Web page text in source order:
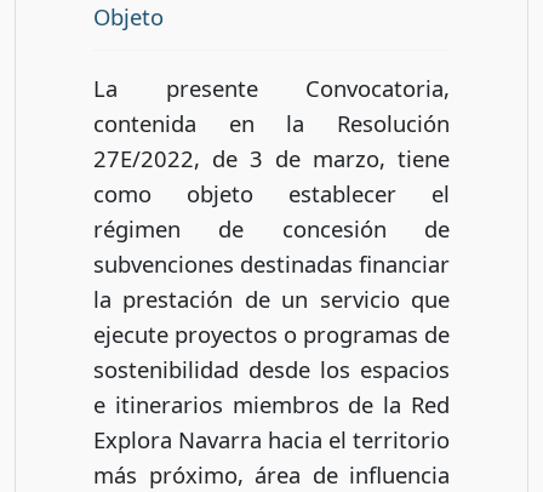
Objeto
La presente Convocatoria,
contenida en la Resolución
27E/2022, de 3 de marzo, tiene
como objeto establecer el
régimen de concesión de
subvenciones destinadas financiar
la prestación de un servicio que
ejecute proyectos o programas de
sostenibilidad desde los espacios
e itinerarios miembros de la Red
Explora Navarra hacia el territorio
más próximo, área de influencia